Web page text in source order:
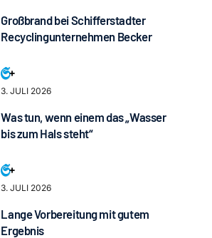
Großbrand bei Schifferstadter
Recyclingunternehmen Becker
3. JULI 2026
Was tun, wenn einem das „Wasser
bis zum Hals steht“
3. JULI 2026
Lange Vorbereitung mit gutem
Ergebnis